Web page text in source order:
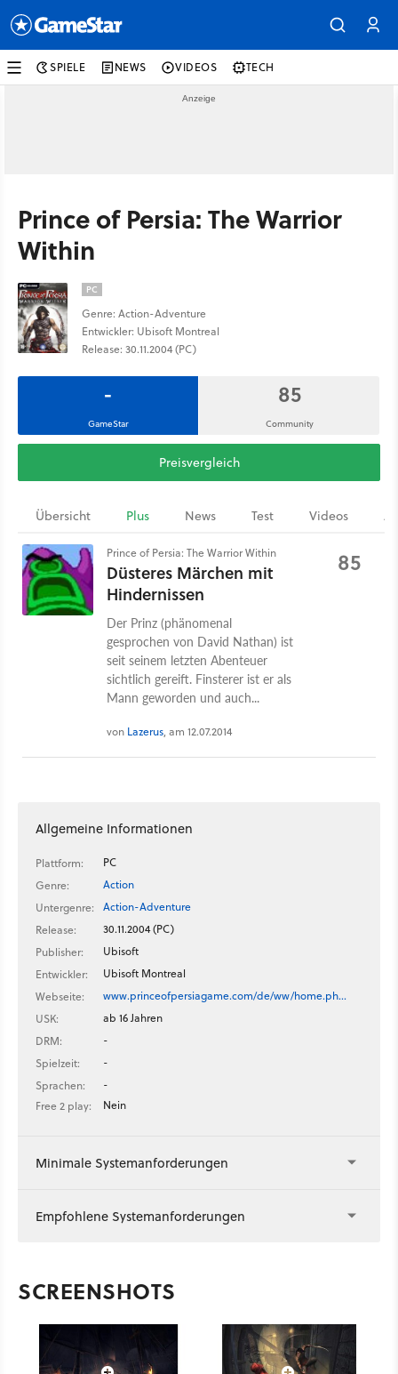
SPIELE NEWS VIDEOS TECH
Prince of Persia: The Warrior
Within
PC
Genre: Action-Adventure
Entwickler: Ubisoft Montreal
Release: 30.11.2004 (PC)
-
GameStar
85
Community
Preisvergleich
Übersicht Plus News Test Videos
Prince of Persia: The Warrior Within
Düsteres Märchen mit
Hindernissen
Der Prinz (phänomenal
gesprochen von David Nathan) ist
seit seinem letzten Abenteuer
sichtlich gereift. Finsterer ist er als
Mann geworden und auch...
von Lazerus, am 12.07.2014
85
Allgemeine Informationen
Plattform:
PC
Genre:
Action
Untergenre:
Action-Adventure
Release:
30.11.2004 (PC)
Publisher:
Ubisoft
Entwickler:
Ubisoft Montreal
Webseite:
www.princeofpersiagame.com/de/ww/home.ph…
USK:
ab 16 Jahren
DRM:
-
Spielzeit:
-
Sprachen:
-
Free 2 play:
Nein
Minimale Systemanforderungen
Empfohlene Systemanforderungen
SCREENSHOTS